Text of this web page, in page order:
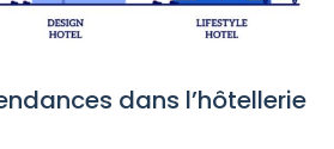
dans l’hôtellerie